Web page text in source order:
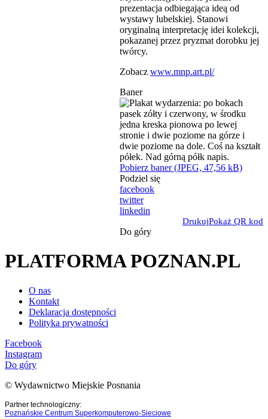
prezentacja odbiegająca ideą od
wystawy lubelskiej. Stanowi
oryginalną interpretację idei kolekcji,
pokazanej przez pryzmat dorobku jej
twórcy.
Zobacz www.mnp.art.pl/
Baner
Pobierz baner (JPEG, 47,56 kB)
Podziel się
facebook
twitter
linkedin
DrukujPokaż QR kod
Do góry
PLATFORMA POZNAN.PL
O nas
Kontakt
Deklaracja dostępności
Polityka prywatności
Facebook
Instagram
Do góry
© Wydawnictwo Miejskie Posnania
Partner technologiczny:
Poznańskie Centrum Superkomputerowo-Sieciowe